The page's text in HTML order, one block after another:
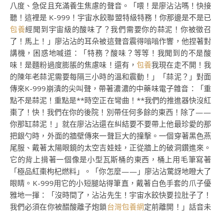
八度、急促且充滿養生焦慮的聲音。「喂！是廖沾沾嗎！快接
聽！這裡是 K-999！宇宙水餃聯盟特級特務！你那邊是不是已
包養經聞到宇宙級的酸味了？我們需要你的蒜泥！你被徵召
了！馬上！」廖沾沾的耳朵被這聲音震得嗡嗡作響，他捏著對
講機，困惑地喊道：「特務？酸味？等等！我聞到的不是酸
味！是麵粉過度膨脹的焦慮味！還有， 包養我現在走不開！我
的陳年老蒜泥需要每隔三小時的溫和震動！」「蒜泥？」對面
傳來K-999崩潰的尖叫聲，帶著濃濃的中藥味電子雜音：「重
點不是蒜泥！重點是**時空正在彎曲！**我們的推進器快沒紅
棗了！快！我們在你的後院！別帶任何多餘的東西！除了——
你那缸蒜泥！」就在廖沾沾還在糾結要不要帶上他最珍愛的那
把銀勺時，外面的牆壁傳來一聲巨大的撞擊。一個穿著黑色燕
尾服、戴著太陽眼鏡的太空吉娃娃，正從牆上的破洞鑽進來。
它的背上揹著一個像是小型瓦斯桶的東西，桶上用毛筆寫著
「極品紅棗枸杞燃料」。「你怎麼——」廖沾沾驚訝地瞪大了
眼睛。K-999用它的小短腿站得筆直，戴著白色手套的爪子優
雅地一揮：「沒時間了，沾沾先生！宇宙水餃快要拉肚子了！
我們必須在你被醋酸離子炮鎖台灣包養網定前離開！」話音未